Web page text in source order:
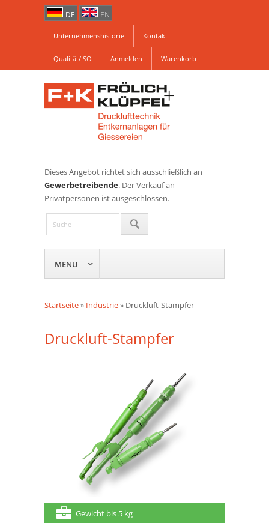
DE EN
Unternehmenshistorie Kontakt
Qualität/ISO Anmelden Warenkorb
Dieses Angebot richtet sich ausschließlich an
Gewerbetreibende. Der Verkauf an
Privatpersonen ist ausgeschlossen.
MENU
Startseite» Industrie» Druckluft-Stampfer
Druckluft-Stampfer
Gewicht bis 5 kg